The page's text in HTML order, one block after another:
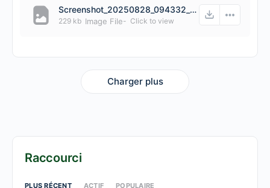
Screenshot_20250828_094332_YouTube.jpg
229 kb Image File- Click to view
Charger plus
Raccourci
PLUS RÉCENT ACTIF POPULAIRE